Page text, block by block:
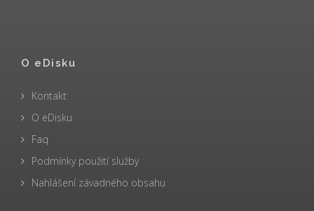
O eDisku
Kontakt
O eDisku
Faq
Podmínky použití služby
Nahlášení závadného obsahu